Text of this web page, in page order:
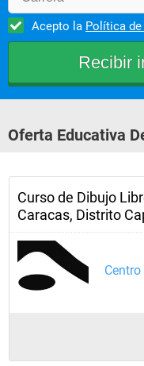
Acepto la Política
Oferta Educativa
Curso de Dibujo
Caracas, Distrito